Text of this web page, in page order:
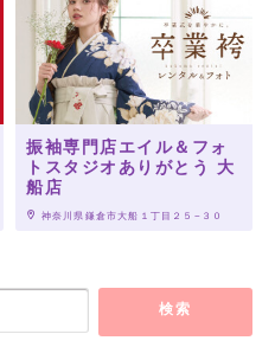
振袖専門店エイル＆フォ
トスタジオありがとう 大
船店
神奈川県鎌倉市大船１丁目２５−３０
検索